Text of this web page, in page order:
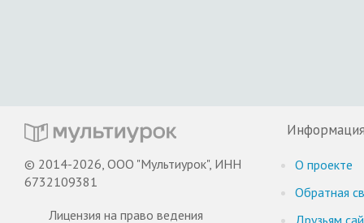
© 2014-2026, ООО "Мультиурок", ИНН
6732109381
Лицензия на право ведения
О проекте
Обратная
Друзьям